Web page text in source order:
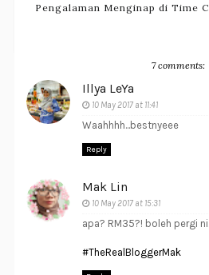
Pengalaman Menginap di Time
7 comments:
Illya LeYa
10 May 2017 at 11:41
Waahhhh...bestnyeee
Reply
Mak Lin
10 May 2017 at 15:31
apa? RM35?! boleh pergi ni.
#TheRealBloggerMak